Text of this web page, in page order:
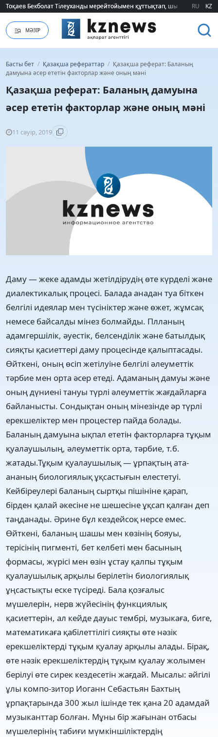
Тоқаев Бекболат Тілеуханды мерейтойымен құттықтап, шығармашылық
Тоқаев Бекболат Тілеуханды мерейтойымен құттықтап, шығармашылық
RU KZ
МӘЗІР
Басты бет / Қазақша рефераттар / Қазақша реферат: Баланың
дамуына әсер ететін факторлар және оның мәні
Қазақша реферат: Баланың дамуына
әсер ететін факторлар және оның мәні
11 сәуір, 2019
Даму — жеке адамды жетілдірудің өте күрделі және
диалектикалық процесі. Балада анадан туа біткен
белгілі идеялар мен түсініктер және өжет, жұмсақ
немесе байсалды мінез болмайды. Плланың
адамгершілік, әуестік, белсенділік және батылдық
сияқты қасиеттері даму процесінде қалыптасады.
Өйткені, оның өсіп жетілуіне белгілі әлеуметтік
тәрбие мен орта әсер етеді. Адаманың дамуы және
оның дүниені тануы түрлі әлеуметтік жағдайларға
байланысты. Сондықтан оның мінезінде әр түрлі
ерекшеліктер мен процестер пайда болады.
Баланың дамуына ықпал ететін факторларға тұқым
қуалаушылың, әлеуметтік орта, тәрбие, т.б.
жатады.Тұқым қуалаушылық — ұрпақтың ата-
ананың биологиялық ұқсастығын елестетуі.
Кейбіреулері баланың сыртқы пішініне қарап,
бірден қалай әкесіне не шешесіне ұқсап қалған деп
таңданады. Әрине бұл кездейсоқ нерсе емес.
Өйткені, баланың шашы мен көзінің бояуы,
терісінің пигменті, бет келбеті мен басының
формасы, жүрісі мен өзін ұстау қалпы тұқым
қуалаушылық арқылы берілетін биологиялық
ұңсастықты еске түсіреді. Бала қозғалыс
мүшелерін, нерв жүйесінің функциялық
қасиеттерін, ал кейде дауыс тембрі, музыкаға, биге,
математикаға қабілеттілігі сияқты өте нәзік
ерекшеліктерді тұқым қуалау арқылы алады. Бірақ,
өте нәзік ерекшеліктердің тұқым қуалау жолымен
берілуі өте сирек кездесетін жағдай. Мысалы: әйгілі
ұлы компо-зитор Иоганн Себастьян Бахтың
ұрпақтарында 300 жыл ішінде тек қана 20 адамдай
музыканттар болған. Мұны бір жағынан отбасы
мүшелерінің табиғи мүмкіншіліктердің